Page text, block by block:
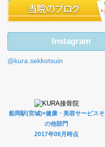
Instagram
@kura.sekkotsuin
船岡駅(宮城)×健康・美容サービスそ
の他部門
2017年08月時点